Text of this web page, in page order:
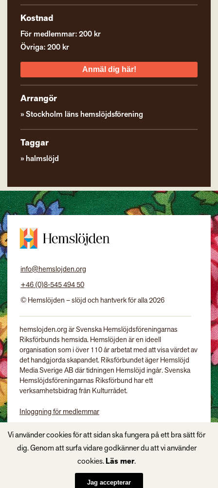
Kostnad
För medlemmar: 200 kr
Övriga: 200 kr
Anmäl dig här!
Arrangör
Stockholm läns hemslöjdsförening
Taggar
halmslöjd
info@hemslojden.org
+46 (0)8-545 494 50
© Hemslöjden – slöjd och hantverk för alla 2026
hemslojden.org är Svenska Hemslöjdsföreningarnas
Riksförbunds hemsida. Hemslöjden är en ideell
organisation som i över 110 år arbetat med att visa värdet av
det handgjorda skapandet. Riksförbundet äger Hemslöjd
Media Sverige AB där tidningen Hemslöjd ingår. Svenska
Hemslöjdsföreningarnas Riksförbund har ett
verksamhetsbidrag från Kulturrådet.
Inloggning för medlemmar
Vi använder cookies för att sidan ska fungera på ett bra sätt för
dig. Genom att surfa vidare godkänner du att vi använder
cookies.Läs mer.
Jag accepterar